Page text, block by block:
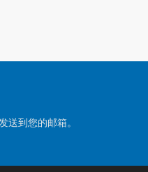
送到您的邮箱。